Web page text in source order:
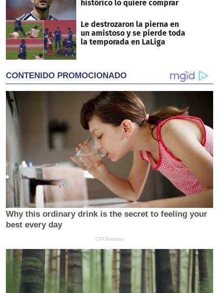
histórico lo quiere comprar
Le destrozaron la pierna en
un amistoso y se pierde toda
la temporada en LaLiga